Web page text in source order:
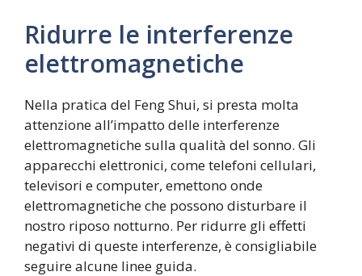
Ridurre le interferenze
elettromagnetiche
Nella pratica del Feng Shui, si presta molta
attenzione all’impatto delle interferenze
elettromagnetiche sulla qualità del sonno. Gli
apparecchi elettronici, come telefoni cellulari,
televisori e computer, emettono onde
elettromagnetiche che possono disturbare il
nostro riposo notturno. Per ridurre gli effetti
negativi di queste interferenze, è consigliabile
seguire alcune linee guida.